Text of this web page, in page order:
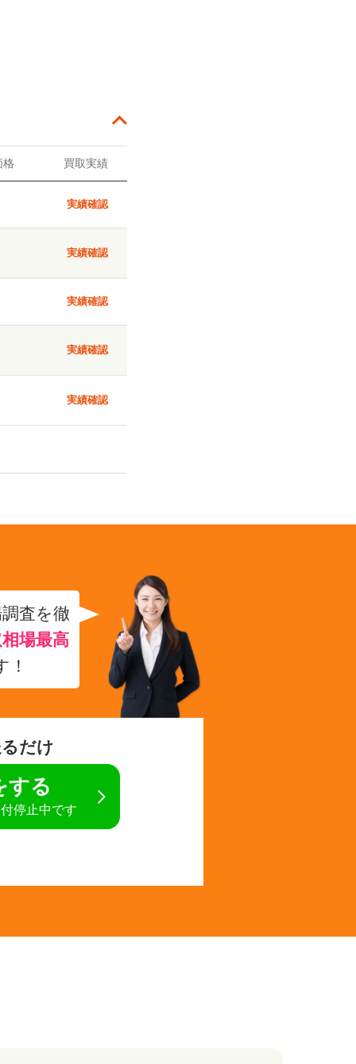
格 買取実績
実績確認
実績確認
実績確認
実績確認
実績確認
査を徹
場最高
！
だけ
する
停止中です